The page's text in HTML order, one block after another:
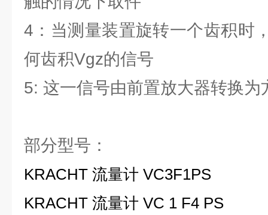
4：当测量装置旋转一个齿积时
何齿积Vgz的信号
5: 这一信号由前置放大器转换为
部分型号：
KRACHT 流量计 VC3F1PS
KRACHT 流量计 VC 1 F4 PS